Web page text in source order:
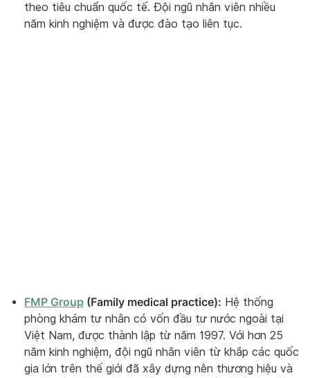
theo tiêu chuẩn quốc tế. Đội ngũ nhân viên nhiều
năm kinh nghiệm và được đào tạo liên tục.
FMP Group (Family medical practice): Hệ thống
phòng khám tư nhân có vốn đầu tư nước ngoài tại
Việt Nam, được thành lập từ năm 1997. Với hơn 25
năm kinh nghiệm, đội ngũ nhân viên từ khắp các quốc
gia lớn trên thế giới đã xây dựng nên thương hiệu và